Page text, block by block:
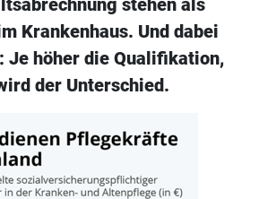
stehen als
Krankenhaus. Und dabei
Je höher die Qualifikation,
der Unterschied.